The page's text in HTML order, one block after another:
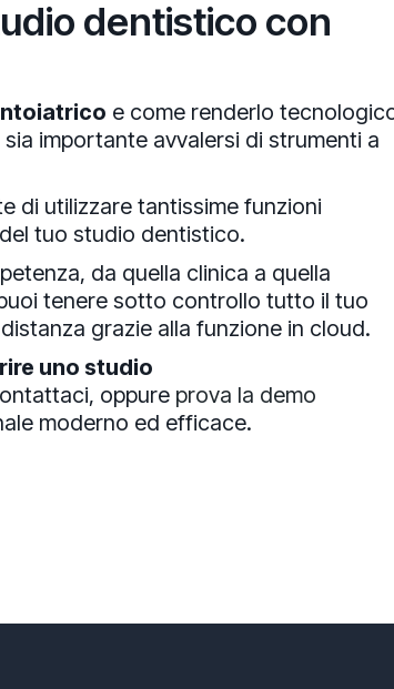
dentistico con
e come renderlo
importante avvalersi di strumenti a
di utilizzare tantissime funzioni
tuo studio dentistico.
da quella clinica a quella
tenere sotto controllo tutto il tuo
grazie alla funzione in cloud.
uno studio
oppure prova la demo
moderno ed efficace.